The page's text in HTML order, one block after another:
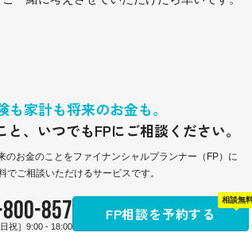
も家計も将来のお金も。
、 いつでもFPにご相談ください。
のお金のことをファイナンシャルプランナー（FP）に
でご相談いただけるサービスです。
857
祝］9:00 - 18:00
FP相談を予約する
相談無